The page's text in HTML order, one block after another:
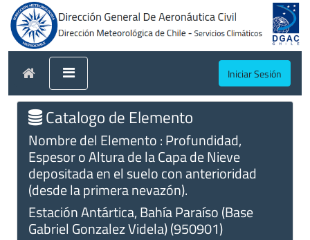
Iniciar Sesión
Catalogo de Elemento
Nombre del Elemento : Profundidad,
Espesor o Altura de la Capa de Nieve
depositada en el suelo con anterioridad
(desde la primera nevazón).
Estación Antártica, Bahía Paraíso (Base
Gabriel Gonzalez Videla) (950901)